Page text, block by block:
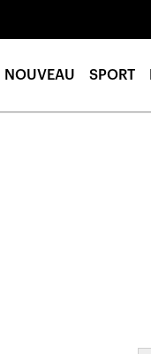
NOUVEAU SPORT